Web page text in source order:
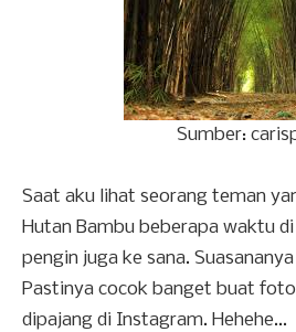
Sumber:
Saat aku lihat seorang teman
Hutan Bambu beberapa waktu
pengin juga ke sana.
Pastinya cocok banget buat
dipajang di Instagram. Hehehe...